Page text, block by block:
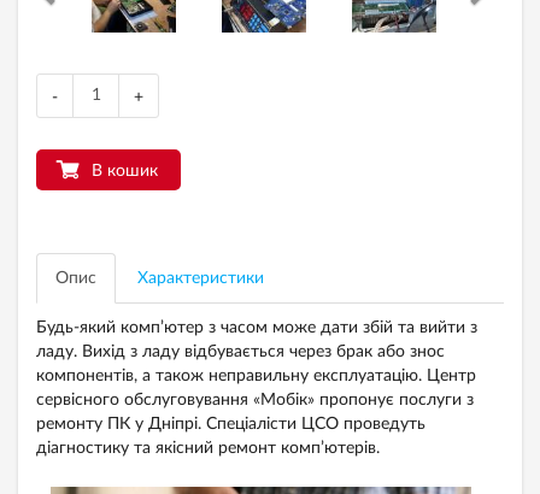
- +
В кошик
Опис Характеристики
Будь-який комп’ютер з часом може дати збій та вийти з
ладу. Вихід з ладу відбувається через брак або знос
компонентів, а також неправильну експлуатацію. Центр
сервісного обслуговування «Мобік» пропонує послуги з
ремонту ПК у Дніпрі. Спеціалісти ЦСО проведуть
діагностику та якісний ремонт комп’ютерів.